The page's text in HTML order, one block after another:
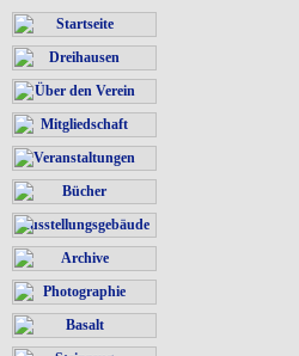
Startseite
Dreihausen
Über den Verein
Mitgliedschaft
Veranstaltungen
Bücher
Ausstellungsgebäude
Archive
Photographie
Basalt